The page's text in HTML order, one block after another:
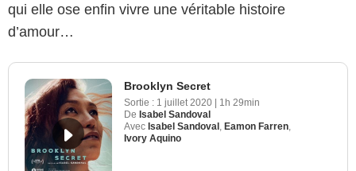
qui elle ose enfin vivre une véritable histoire
d’amour…
Brooklyn Secret
Sortie : 1 juillet 2020 | 1h 29min
De Isabel Sandoval
Avec Isabel Sandoval Eamon Farren
Ivory Aquino